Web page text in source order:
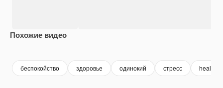
Похожие видео
беспокойство здоровье одинокий стресс health